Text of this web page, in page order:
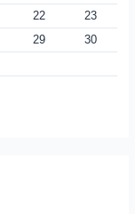
22
23
29
30